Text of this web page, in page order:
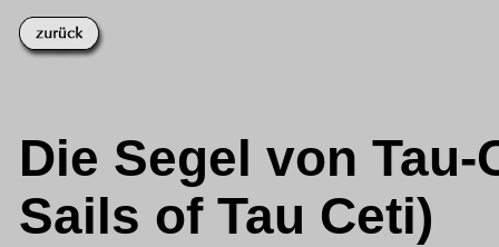
Die Segel von
Sails of Tau Ceti)